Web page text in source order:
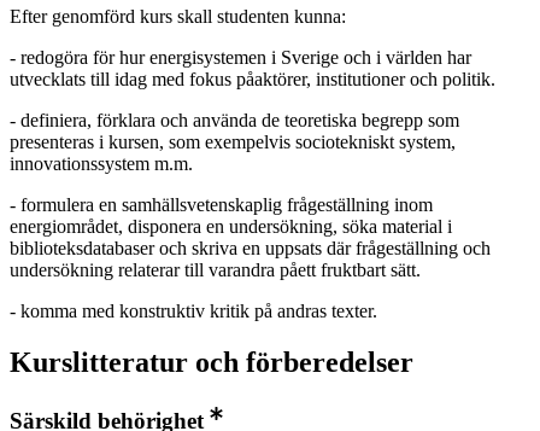
Efter genomförd kurs skall studenten kunna:
- redogöra för hur energisystemen i Sverige och i världen har
utvecklats till idag med fokus påaktörer, institutioner och politik.
- definiera, förklara och använda de teoretiska begrepp som
presenteras i kursen, som exempelvis sociotekniskt system,
innovationssystem m.m.
- formulera en samhällsvetenskaplig frågeställning inom
energiområdet, disponera en undersökning, söka material i
biblioteksdatabaser och skriva en uppsats där frågeställning och
undersökning relaterar till varandra påett fruktbart sätt.
- komma med konstruktiv kritik på andras texter.
Kurslitteratur och förberedelser
Särskild behörighet